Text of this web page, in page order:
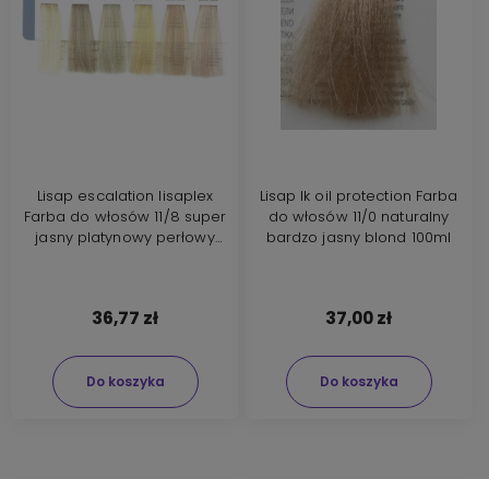
Lisap escalation lisaplex
Farba do włosów 11/8 super
jasny platynowy perłowy
36,77 zł
Do koszyka
Lisap lk oil protection Farba
do włosów 11/0 naturalny
bardzo jasny blond 100ml
37,00 zł
Do koszyka